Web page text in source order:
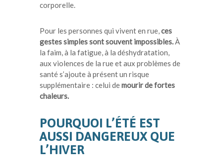
corporelle.
Pour les personnes qui vivent en rue,ces
gestes simples sont souvent impossibles.À
la faim, à la fatigue, à la déshydratation,
aux violences de la rue et aux problèmes de
santé s’ajoute à présent un risque
supplémentaire : celui demourir de fortes
chaleurs.
POURQUOI L’ÉTÉ EST
AUSSI DANGEREUX QUE
L’HIVER